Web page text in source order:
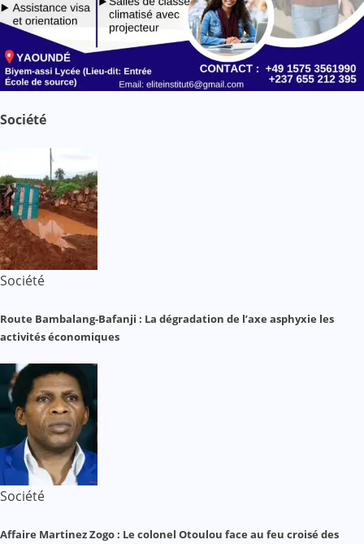
Société
Société
Route Bambalang-Bafanji : La dégradation de l’axe asphyxie les
activités économiques
Société
Affaire Martinez Zogo : Le colonel Otoulou face au feu croisé des